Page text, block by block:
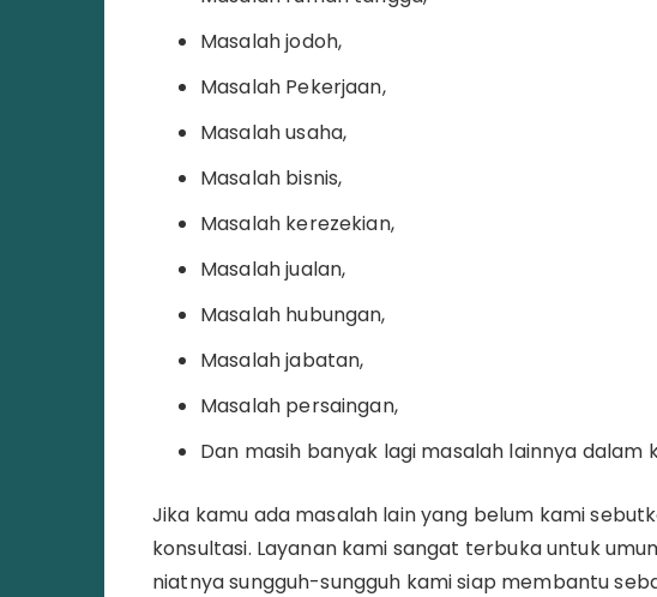
Masalah jodoh,
Masalah Pekerjaan,
Masalah usaha,
Masalah bisnis,
Masalah kerezekian,
Masalah jualan,
Masalah hubungan,
Masalah jabatan,
Masalah persaingan,
Dan masih banyak lagi masalah lainnya dalam
Jika kamu ada masalah lain yang belum kami
konsultasi. Layanan kami sangat terbuka untuk
niatnya sungguh-sungguh kami siap membantu